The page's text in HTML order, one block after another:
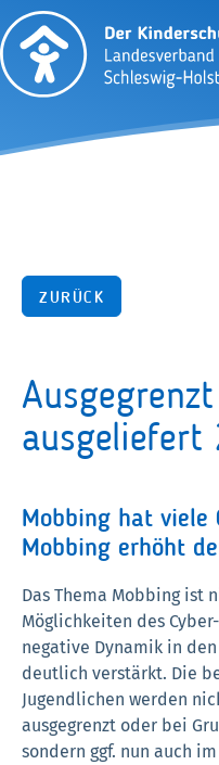
ZURÜCK
ausgeliefert
Mobbing hat viele
Mobbing erhöht
Das Thema Mobbing ist
Möglichkeiten des
negative Dynamik in
deutlich verstärkt. Die
Jugendlichen werden
ausgegrenzt oder bei
sondern ggf. nun auch